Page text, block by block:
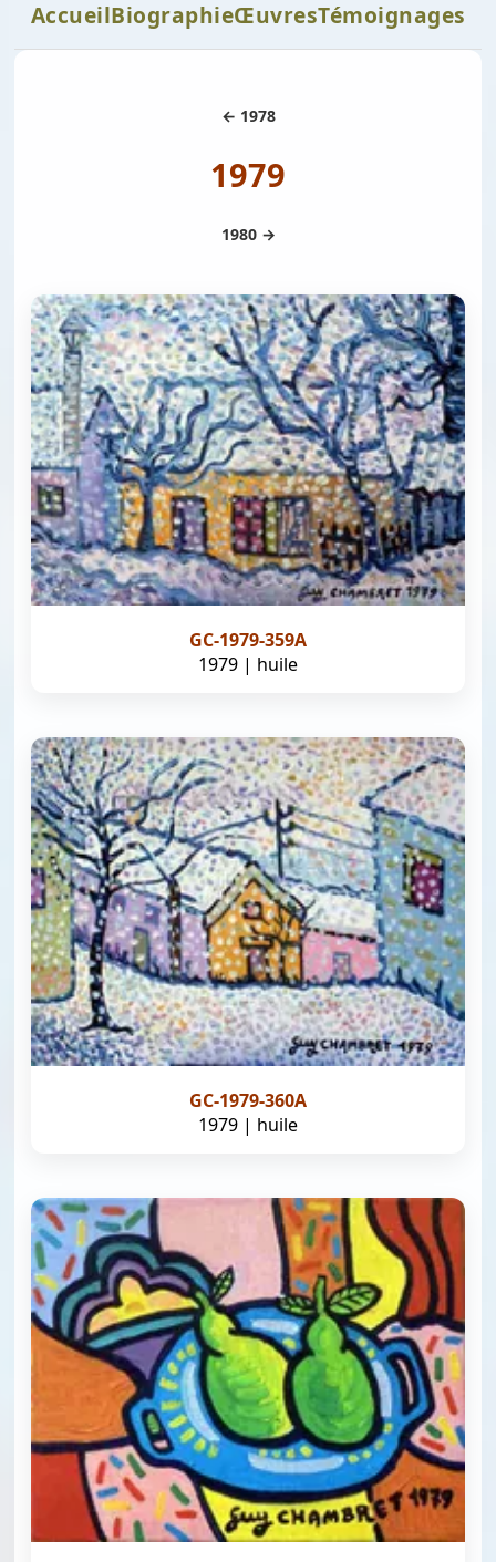
AccueilBiographieŒuvresTémoignages
← 1978
1979
1980 →
GC-1979-359A
1979 | huile
GC-1979-360A
1979 | huile